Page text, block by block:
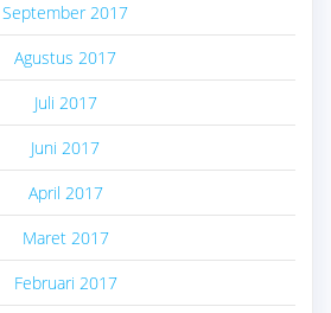
September 2017
Agustus 2017
Juli 2017
Juni 2017
April 2017
Maret 2017
Februari 2017